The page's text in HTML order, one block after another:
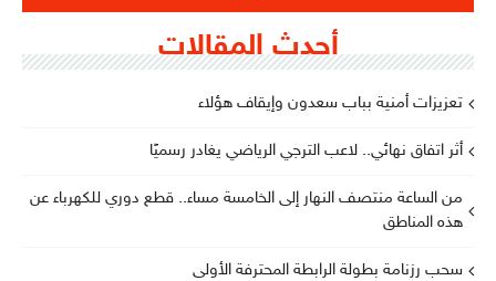
أحدث المقالات
تعزيزات أمنية بباب سعدون وإيقاف هؤلاء
أثر اتفاق نهائي.. لاعب الترجي الرياضي يغادر رسميًا
من الساعة منتصف النهار إلى الخامسة مساء.. قطع دوري للكهرباء عن
هذه المناطق
سحب رزنامة بطولة الرابطة المحترفة الأولى